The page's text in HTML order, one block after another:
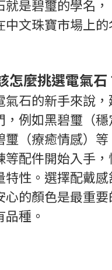
是碧璽的學名，
文珠寶市場上的
怎麼挑選電氣石
氣石的新手來說
，例如黑碧璽（穩
璽（療癒情感）
等配件開始入手
特性。選擇配戴
心的顏色是最重
種。